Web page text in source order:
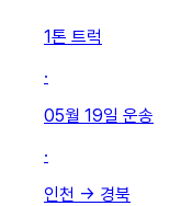
1톤 트럭
·
05월 19일 운송
·
인천 → 경북